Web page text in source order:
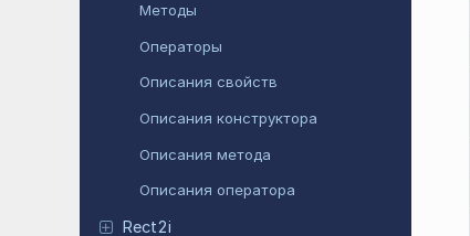
Методы
Операторы
Описания свойств
Описания конструктора
Описания метода
Описания оператора
Rect2i